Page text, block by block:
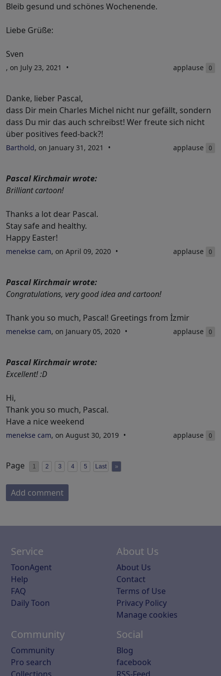
Bleib gesund und schönes Wochenende.
Liebe Grüße:
Sven
, on July 23, 2021 applause 0
Danke, lieber Pascal,
dass Dir mein Charles Michel nicht nur gefällt, sondern
dass Du mir das auch schreibst! Wer freute sich nicht
über positives feed-back?!
Barthold, on January 31, 2021 applause 0
Pascal Kirchmair wrote:
Brilliant cartoon!
Thanks a lot dear Pascal.
Stay safe and healthy.
Happy Easter!
menekse cam, on April 09, 2020 applause 0
Pascal Kirchmair wrote:
Congratulations, very good idea and cartoon!
Thank you so much, Pascal! Greetings from İzmir
menekse cam, on January 05, 2020 applause 0
Pascal Kirchmair wrote:
Excellent! :D
Hi,
Thank you so much, Pascal.
Have a nice weekend
menekse cam, on August 30, 2019 applause 0
Page 1 2 3 4 5 Last »
Add comment
Service
ToonAgent
Help
FAQ
Daily Toon
About Us
About Us
Contact
Terms of Use
Privacy Policy
Manage cookies
Community
Community
Pro search
Social
Blog
facebook